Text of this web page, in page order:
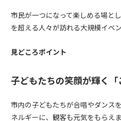
市民が一つになって楽しめる場と
を超える人々が訪れる大規模イベン
見どころポイント
子どもたちの笑顔が輝く「
市内の子どもたちが合唱やダンス
ネルギーに、観客も元気をもらえま